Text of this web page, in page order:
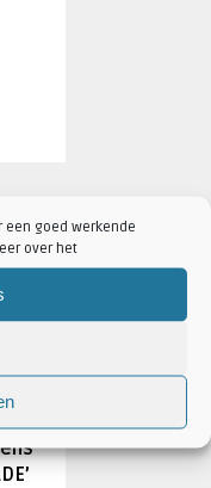
goed werkende
over het